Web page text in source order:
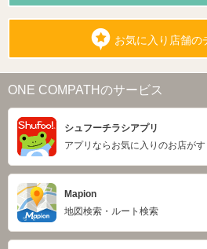
お気に入り店舗の
ONE COMPATHのサービス
シュフーチラシアプリ
アプリならお気に入りのお店がす
Mapion
地図検索・ルート検索